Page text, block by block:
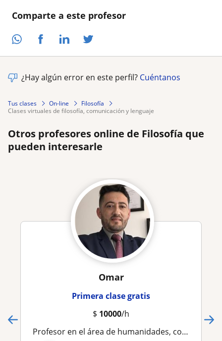
Comparte a este profesor
¿Hay algún error en este perfil? Cuéntanos
Tus clases On-line
Filosofía
clases virtuales de filosofía, comunicación y lenguaje
Otros profesores online de Filosofía que
pueden interesarle
Omar
Primera clase gratis
$ 10000/h
Profesor en el área de humanidades, con experiencia en formación de niños, jóvenes y adultos